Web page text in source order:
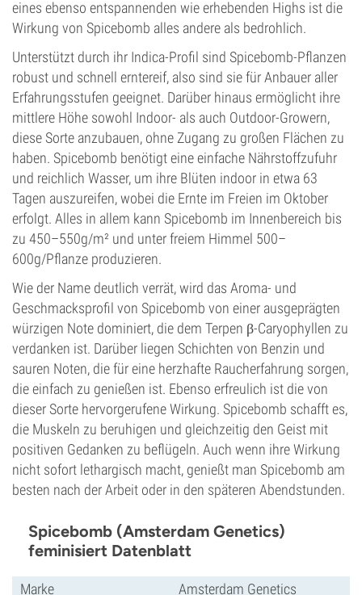
eines ebenso entspannenden wie erhebenden Highs ist die
Wirkung von Spicebomb alles andere als bedrohlich.
Unterstützt durch ihr Indica-Profil sind Spicebomb-Pflanzen
robust und schnell erntereif, also sind sie für Anbauer aller
Erfahrungsstufen geeignet. Darüber hinaus ermöglicht ihre
mittlere Höhe sowohl Indoor- als auch Outdoor-Growern,
diese Sorte anzubauen, ohne Zugang zu großen Flächen zu
haben. Spicebomb benötigt eine einfache Nährstoffzufuhr
und reichlich Wasser, um ihre Blüten indoor in etwa 63
Tagen auszureifen, wobei die Ernte im Freien im Oktober
erfolgt. Alles in allem kann Spicebomb im Innenbereich bis
zu 450–550g/m² und unter freiem Himmel 500–
600g/Pflanze produzieren.
Wie der Name deutlich verrät, wird das Aroma- und
Geschmacksprofil von Spicebomb von einer ausgeprägten
würzigen Note dominiert, die dem Terpen β-Caryophyllen zu
verdanken ist. Darüber liegen Schichten von Benzin und
sauren Noten, die für eine herzhafte Raucherfahrung sorgen,
die einfach zu genießen ist. Ebenso erfreulich ist die von
dieser Sorte hervorgerufene Wirkung. Spicebomb schafft es,
die Muskeln zu beruhigen und gleichzeitig den Geist mit
positiven Gedanken zu beflügeln. Auch wenn ihre Wirkung
nicht sofort lethargisch macht, genießt man Spicebomb am
besten nach der Arbeit oder in den späteren Abendstunden.
Spicebomb (Amsterdam Genetics)
feminisiert Datenblatt
Marke Amsterdam Genetics